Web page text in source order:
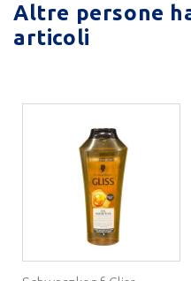
Altre persone
articoli